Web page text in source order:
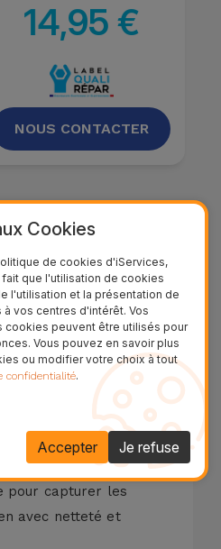
14,95 €
NOUS CONTACTER
de réparation
arrière de votre
pour capturer les
avec netteté et
Cookies
de cookies d'iServices,
que l'utilisation de cookies
l'utilisation et la présentation de
vos centres d'intérêt. Vos
cookies peuvent être utilisés pour
Vous pouvez en savoir plus
ou modifier votre choix à tout
confidentialité.
Je refuse
Accepter